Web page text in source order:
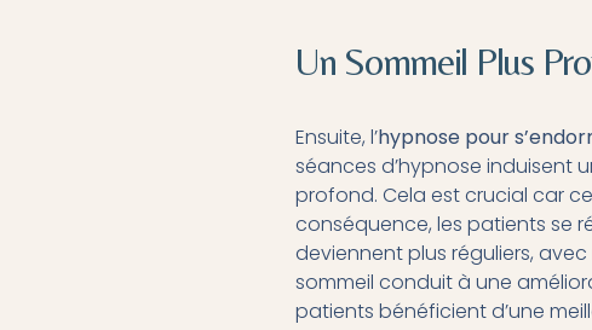
Un Sommeil Plus
Ensuite, l’hypnose pour
séances d’hypnose induisent
profond. Cela est crucial car
conséquence, les patients se
deviennent plus réguliers,
sommeil conduit à une
patients bénéficient d’une